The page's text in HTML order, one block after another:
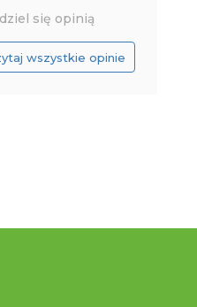
się opinią
wszystkie opinie